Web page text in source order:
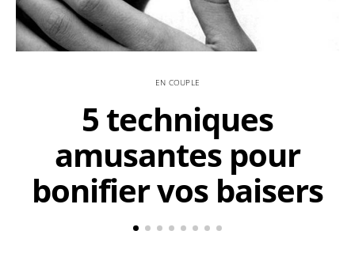
EN COUPLE
5 techniques
amusantes pour
bonifier vos baisers